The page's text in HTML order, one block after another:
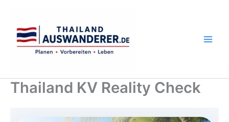
springen
Thailand KV Reality Check